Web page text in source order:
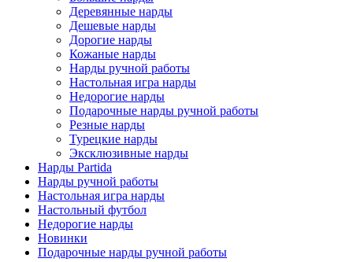
Деревянные нарды
Дешевые нарды
Дорогие нарды
Кожаные нарды
Нарды ручной работы
Настольная игра нарды
Недорогие нарды
Подарочные нарды ручной работы
Резные нарды
Турецкие нарды
Эксклюзивные нарды
Нарды Partida
Нарды ручной работы
Настольная игра нарды
Настольный футбол
Недорогие нарды
Новинки
Подарочные нарды ручной работы